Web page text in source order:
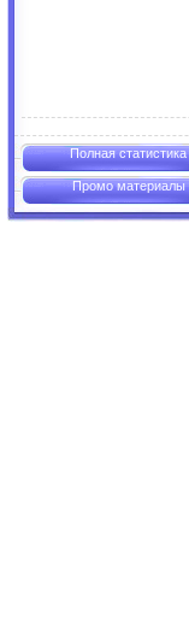
Полная статистика
Промо материалы